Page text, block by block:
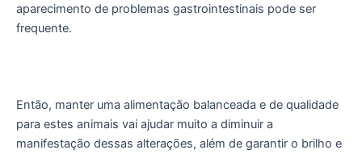
aparecimento de problemas gastrointestinais pode ser
frequente.
Então, manter uma alimentação balanceada e de qualidade
para estes animais vai ajudar muito a diminuir a
manifestação dessas alterações, além de garantir o brilho e